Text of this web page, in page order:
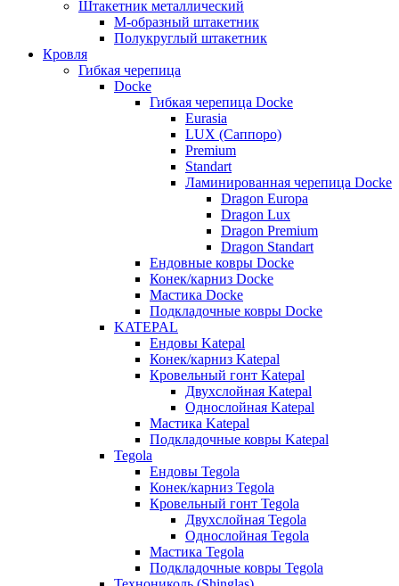
Штакетник металлический
М-образный штакетник
Полукруглый штакетник
Кровля
Гибкая черепица
Docke
Гибкая черепица Docke
Eurasia
LUX (Саппоро)
Premium
Standart
Ламинированная черепица Docke
Dragon Europa
Dragon Lux
Dragon Premium
Dragon Standart
Ендовные ковры Docke
Конек/карниз Docke
Мастика Docke
Подкладочные ковры Docke
KATEPAL
Ендовы Katepal
Конек/карниз Katepal
Кровельный гонт Katepal
Двухслойная Katepal
Однослойная Katepal
Мастика Katepal
Подкладочные ковры Katepal
Tegola
Ендовы Tegola
Конек/карниз Tegola
Кровельный гонт Tegola
Двухслойная Tegola
Однослойная Tegola
Мастика Tegola
Подкладочные ковры Tegola